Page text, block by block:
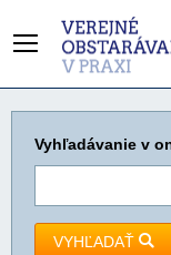
Vyhľadávanie v
VYHĽADAŤ